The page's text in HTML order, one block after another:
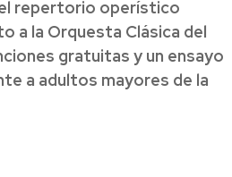
repertorio operístico
a la Orquesta Clásica del
gratuitas y un ensayo
a adultos mayores de la